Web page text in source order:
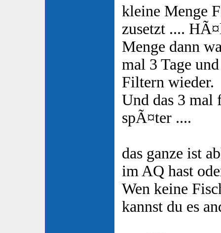
kleine Menge
zusetzt ....
Menge dann
mal 3 Tage
Filtern wieder.
Und das 3 mal
spÃ¤ter ....
das ganze ist
im AQ hast
Wen keine
kannst du es